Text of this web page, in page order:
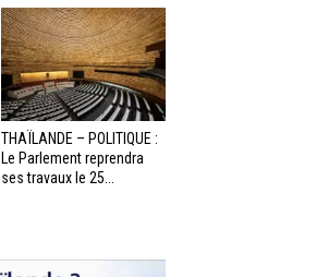
THAÏLANDE – POLITIQUE :
Le Parlement reprendra
ses travaux le 25...